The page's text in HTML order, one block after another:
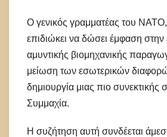
Ο γενικός γραμματέας του
επιδιώκει να δώσει έμφαση στην
αμυντικής βιομηχανικής
μείωση των εσωτερικών
δημιουργία μιας πιο συνεκτικής
Συμμαχία.
Η συζήτηση αυτή συνδέεται